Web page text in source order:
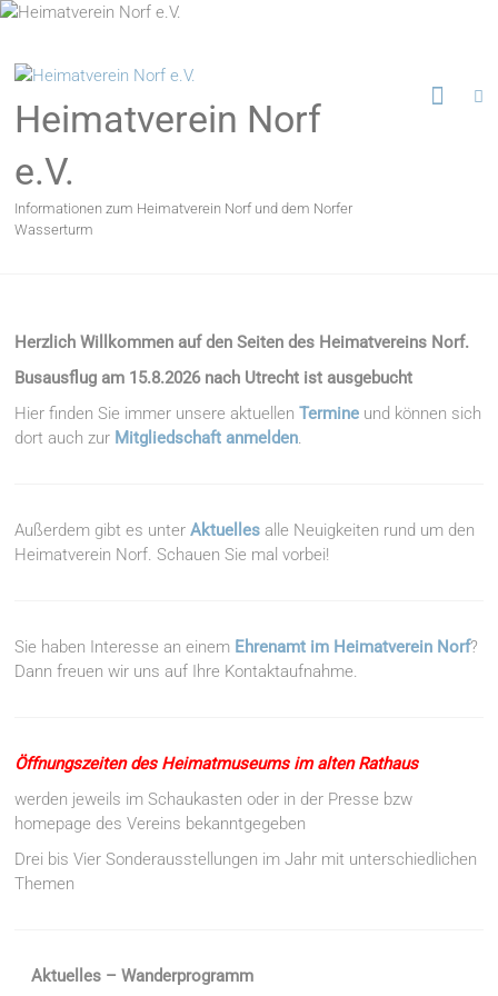
Zum
springen
Heimatverein Norf
e.V.
Informationen zum Heimatverein Norf und dem Norfer
Wasserturm
Herzlich Willkommen auf den Seiten des Heimatvereins Norf.
Busausflug am 15.8.2026 nach Utrecht ist ausgebucht
Hier finden Sie immer unsere aktuellen Termine und können sich
dort auch zur Mitgliedschaft anmelden.
Außerdem gibt es unterAktuelles alle Neuigkeiten rund um den
Heimatverein Norf. Schauen Sie mal vorbei!
Sie haben Interesse an einem Ehrenamt im Heimatverein Norf?
Dann freuen wir uns auf Ihre Kontaktaufnahme.
Öffnungszeiten des Heimatmuseums im alten Rathaus
werden jeweils im Schaukasten oder in der Presse bzw
homepage des Vereins bekanntgegeben
Drei bis Vier Sonderausstellungen im Jahr mit unterschiedlichen
Themen
Aktuelles – Wanderprogramm